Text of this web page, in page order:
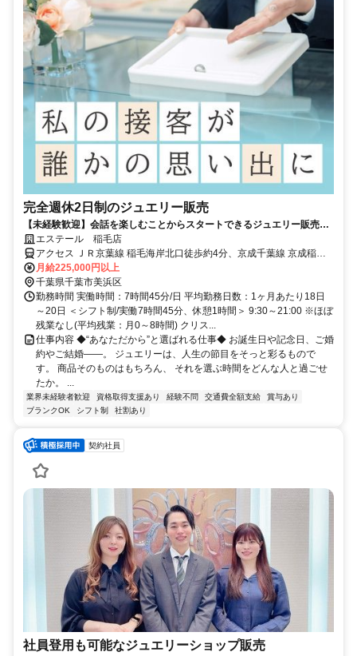
完全週休2日制のジュエリー販売
【未経験歓迎】会話を楽しむことからスタートできるジュエリー販売★
女性活躍中★ほぼ残業なし★月10日休み★ノルマなし
エステール 稲毛店
アクセス ＪＲ京葉線 稲毛海岸北口徒歩約4分、京成千葉線 京成稲毛
徒歩約23分、ＪＲ京葉線 検見川浜南口徒歩約26分 稲毛海岸駅前
月給225,000円以上
千葉県千葉市美浜区
勤務時間 実働時間：7時間45分/日 平均勤務日数：1ヶ月あたり18日
～20日 ＜シフト制/実働7時間45分、休憩1時間＞ 9:30～21:00 ※ほぼ
残業なし(平均残業：月0～8時間) クリス...
仕事内容 ◆“あなただから”と選ばれる仕事◆ お誕生日や記念日、ご婚
約やご結婚――。 ジュエリーは、人生の節目をそっと彩るもので
す。 商品そのものはもちろん、 それを選ぶ時間をどんな人と過ごせ
たか。 ...
業界未経験者歓迎 資格取得支援あり 経験不問 交通費全額支給
賞与あり
ブランクOK
シフト制 社割あり
契約社員
社員登用も可能なジュエリーショップ販売